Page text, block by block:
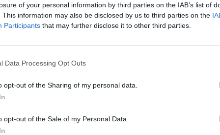
of your personal information by third parties on the IAB’s list of
This information may also be disclosed by us to third parties on the
Participants that may further disclose it to other third parties.
Data Processing Opt Outs
opt-out of the Sharing of my personal data.
opt-out of the Sale of my Personal Data.
kad jo paviešinta informacija apie JAV reikalavimus
mainais į saugumo garantijas yra gryna tiesa.
tik po to, kai Ukraina faktiškai kapituliuotų
kad Zelenskis sąmoningai nemini konkrečių
– Ukraina disponuoja neatremiamais įrodymais
tai, ką privačių susitikimų metu sakė J. Kushneris, S.